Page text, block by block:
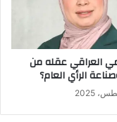
العراقي عقله من
الرأي العام؟